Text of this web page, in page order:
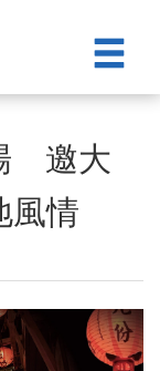
邀大
風情